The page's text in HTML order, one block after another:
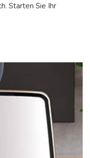
Starten Sie Ihr